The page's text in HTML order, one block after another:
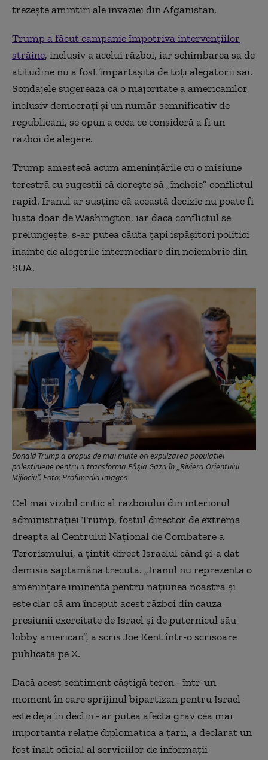
trezește amintiri ale invaziei din Afganistan.
Trump a făcut campanie împotriva intervențiilor
străine, inclusiv a acelui război, iar schimbarea sa de
atitudine nu a fost împărtășită de toți alegătorii săi.
Sondajele sugerează că o majoritate a americanilor,
inclusiv democrați și un număr semnificativ de
republicani, se opun a ceea ce consideră a fi un
război de alegere.
Trump amestecă acum amenințările cu o misiune
terestră cu sugestii că dorește să „încheie” conflictul
rapid. Iranul ar susține că această decizie nu poate fi
luată doar de Washington, iar dacă conflictul se
prelungește, s-ar putea căuta țapi ispășitori politici
înainte de alegerile intermediare din noiembrie din
SUA.
Donald Trump a propus de mai multe ori expulzarea populației
palestiniene pentru a transforma Fâșia Gaza în „Riviera Orientului
Mijlociu”. Foto: Profimedia Images
Cel mai vizibil critic al războiului din interiorul
administrației Trump, fostul director de extremă
dreapta al Centrului Național de Combatere a
Terorismului, a țintit direct Israelul când și-a dat
demisia săptămâna trecută. „Iranul nu reprezenta o
amenințare iminentă pentru națiunea noastră și
este clar că am început acest război din cauza
presiunii exercitate de Israel și de puternicul său
lobby american”, a scris Joe Kent într-o scrisoare
publicată pe X.
Dacă acest sentiment câștigă teren - într-un
moment în care sprijinul bipartizan pentru Israel
este deja în declin - ar putea afecta grav cea mai
importantă relație diplomatică a țării, a declarat un
fost înalt oficial al serviciilor de informații